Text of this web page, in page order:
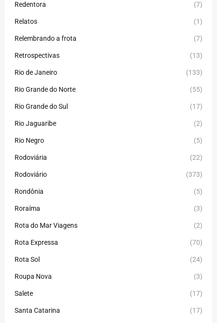
Redentora (7)
Relatos (1)
Relembrando a frota (7)
Retrospectivas (13)
Rio de Janeiro (133)
Rio Grande do Norte (55)
Rio Grande do Sul (17)
Rio Jaguaribe (2)
Rio Negro (5)
Rodoviária (22)
Rodoviário (373)
Rondônia (5)
Roraíma (3)
Rota do Mar Viagens (2)
Rota Expressa (70)
Rota Sol (24)
Roupa Nova (3)
Salete (17)
Santa Catarina (17)